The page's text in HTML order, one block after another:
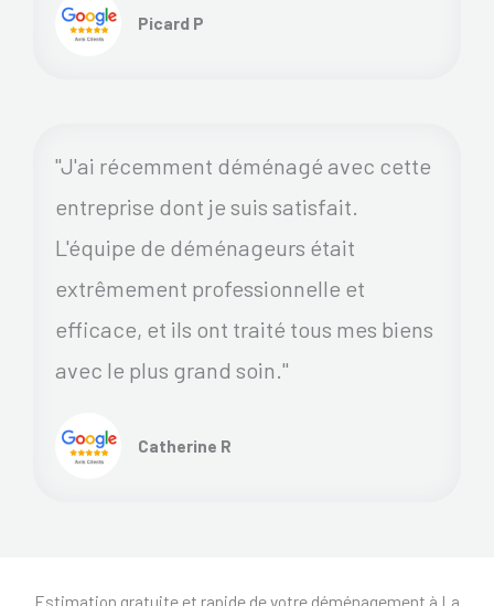
Picard P
"J'ai récemment déménagé avec cette
entreprise dont je suis satisfait.
L'équipe de déménageurs était
extrêmement professionnelle et
efficace, et ils ont traité tous mes biens
avec le plus grand soin."
Catherine R
Estimation gratuite et rapide de votre déménagement à La